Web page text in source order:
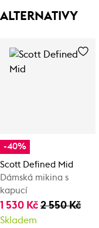
ALTERNATIVY
-40%
Scott Defined Mid
Dámská mikina s
kapucí
1 530 Kč 2 550 Kč
Skladem